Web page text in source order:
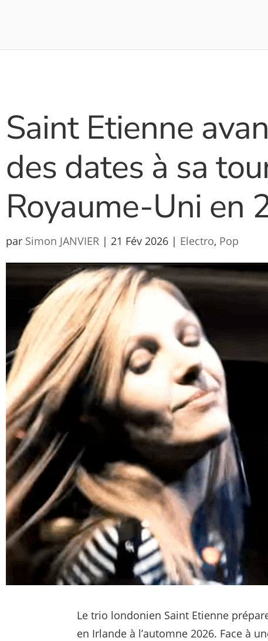
Saint Etienne
des dates à sa
Royaume-Uni en
par Simon JANVIER | 21 Fév 2026 | Electro, Pop
Le trio londonien Saint Etienne
en Irlande à l’automne 2026. Face à